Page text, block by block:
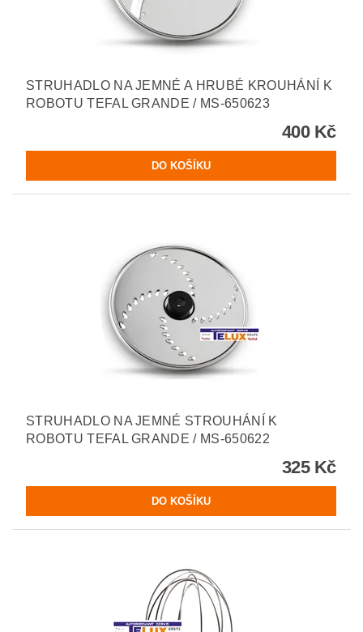
STRUHADLO NA JEMNÉ A HRUBÉ KROUHÁNÍ K
ROBOTU TEFAL GRANDE / MS-650623
400 Kč
STRUHADLO NA JEMNÉ STROUHÁNÍ K
ROBOTU TEFAL GRANDE / MS-650622
325 Kč